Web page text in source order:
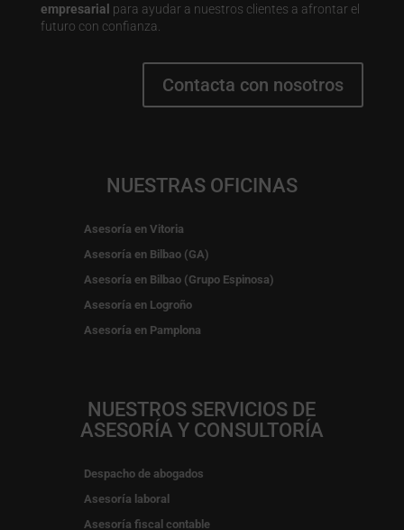
empresarial para ayudar a nuestros clientes a afrontar el
futuro con confianza.
Contacta con nosotros
NUESTRAS OFICINAS
Asesoría en Vitoria
Asesoría en Bilbao (GA)
Asesoría en Bilbao (Grupo Espinosa)
Asesoría en Logroño
Asesoría en Pamplona
NUESTROS SERVICIOS DE
ASESORÍA Y CONSULTORÍA
Despacho de abogados
Asesoría laboral
Asesoría fiscal contable